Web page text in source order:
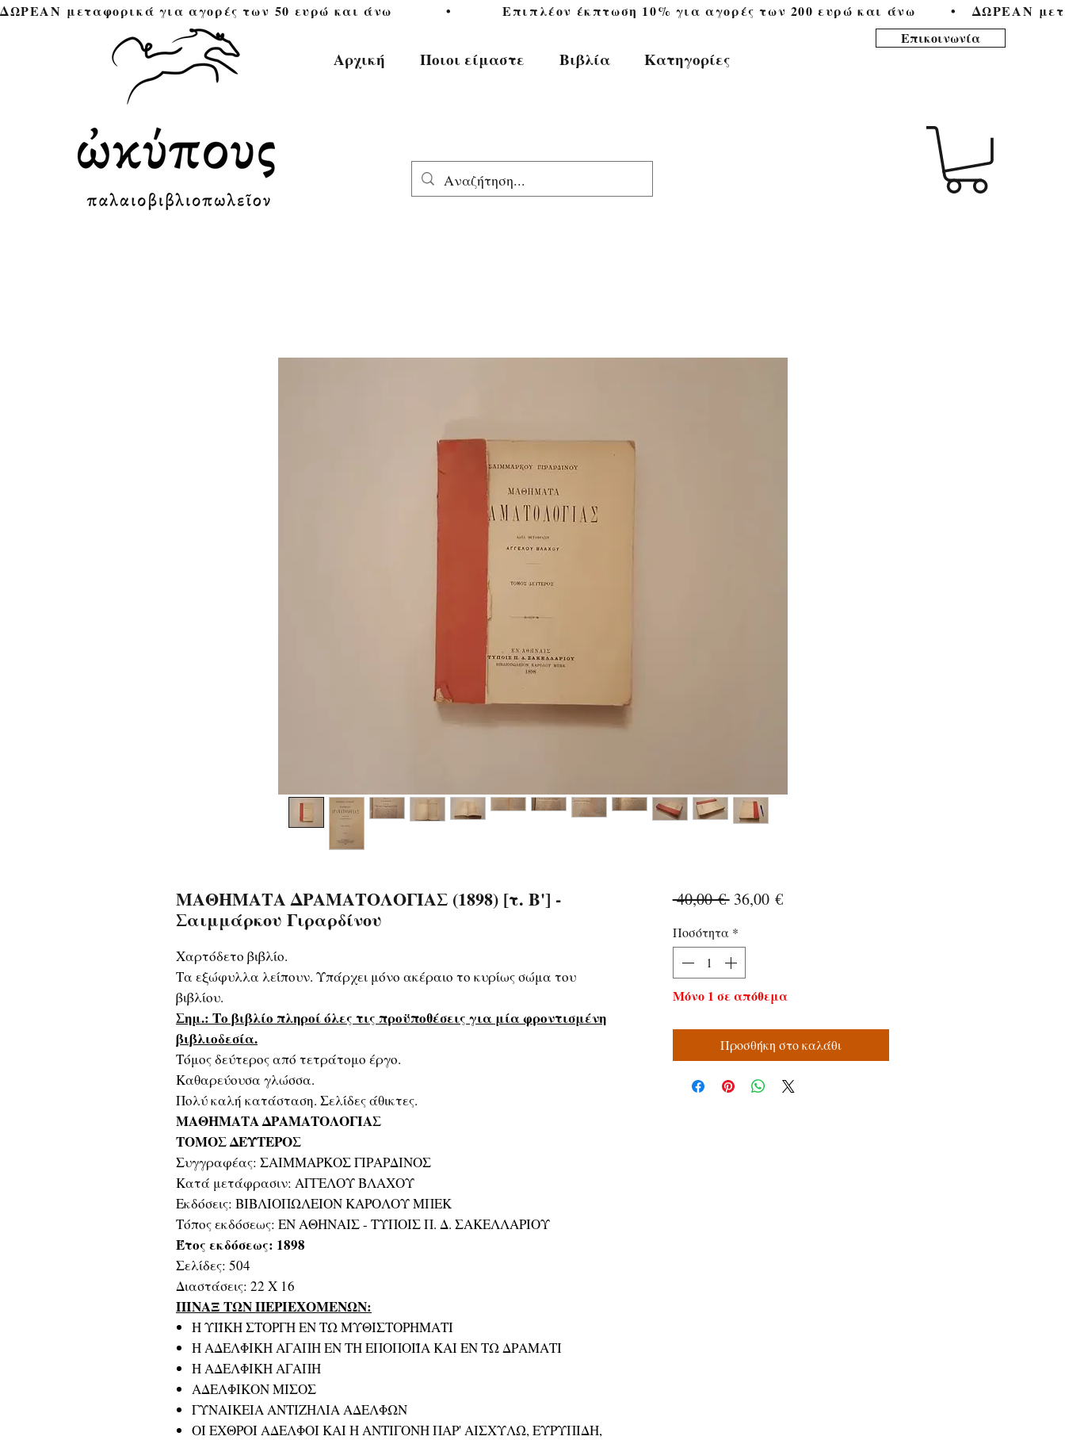
ΔΩΡΕΑΝ μεταφορικά για αγορές των 50 ευρώ και άνω            •           Επιπλέον έκπτωση 10% για αγορές των 200 ευρώ και άνω        •
Επικοινωνία
Αρχική Ποιοι είμαστε Βιβλία Κατηγορίες
ΜΑΘΗΜΑΤΑ ΔΡΑΜΑΤΟΛΟΓΙΑΣ (1898) [τ. Β'] -
Σαιμμάρκου Γιραρδίνου
Χαρτόδετο βιβλίο.
Τα εξώφυλλα λείπουν. Υπάρχει μόνο ακέραιο το κυρίως σώμα του
βιβλίου.
Σημ.: Το βιβλίο πληροί όλες τις προϋποθέσεις για μία φροντισμένη
βιβλιοδεσία.
Τόμος δεύτερος από τετράτομο έργο.
Καθαρεύουσα γλώσσα.
Πολύ καλή κατάσταση. Σελίδες άθικτες.
ΜΑΘΗΜΑΤΑ ΔΡΑΜΑΤΟΛΟΓΙΑΣ
ΤΟΜΟΣ ΔΕΥΤΕΡΟΣ
Συγγραφέας: ΣΑΙΜΜΑΡΚΟΣ ΓΙΡΑΡΔΙΝΟΣ
Κατά μετάφρασιν: ΑΓΓΕΛΟΥ ΒΛΑΧΟΥ
Εκδόσεις: ΒΙΒΛΙΟΠΩΛΕΙΟΝ ΚΑΡΟΛΟΥ ΜΠΕΚ
Τόπος εκδόσεως: ΕΝ ΑΘΗΝΑΙΣ - ΤΥΠΟΙΣ Π. Δ. ΣΑΚΕΛΛΑΡΙΟΥ
Έτος εκδόσεως: 1898
Σελίδες: 504
Διαστάσεις: 22 Χ 16
ΠΙΝΑΞ ΤΩΝ ΠΕΡΙΕΧΟΜΕΝΩΝ:
Η ΥΙΪΚΗ ΣΤΟΡΓΗ ΕΝ ΤΩ ΜΥΘΙΣΤΟΡΗΜΑΤΙ
Η ΑΔΕΛΦΙΚΗ ΑΓΑΠΗ ΕΝ ΤΗ ΕΠΟΠΟΙΪΑ ΚΑΙ ΕΝ ΤΩ ΔΡΑΜΑΤΙ
Η ΑΔΕΛΦΙΚΗ ΑΓΑΠΗ
ΑΔΕΛΦΙΚΟΝ ΜΙΣΟΣ
ΓΥΝΑΙΚΕΙΑ ΑΝΤΙΖΗΛΙΑ ΑΔΕΛΦΩΝ
ΟΙ ΕΧΘΡΟΙ ΑΔΕΛΦΟΙ ΚΑΙ Η ΑΝΤΙΓΟΝΗ ΠΑΡ' ΑΙΣΧΥΛΩ, ΕΥΡΥΠΙΔΗ,
40,00 € Κανονική
36,00 €Τιμή
Ποσότητα *
Μόνο 1 σε απόθεμα
Προσθήκη στο καλάθι